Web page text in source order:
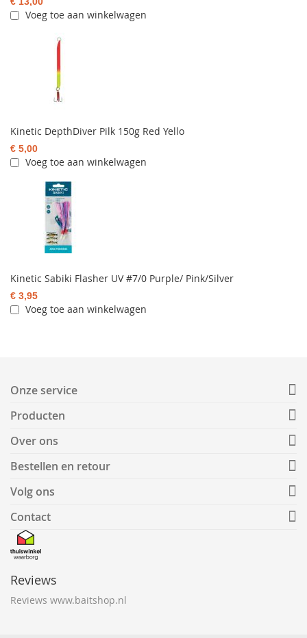
Voeg toe aan winkelwagen
Kinetic DepthDiver Pilk 150g Red Yello
€ 5,00
Voeg toe aan winkelwagen
Kinetic Sabiki Flasher UV #7/0 Purple/ Pink/Silver
€ 3,95
Voeg toe aan winkelwagen
Onze service
Producten
Over ons
Bestellen en retour
Volg ons
Contact
Reviews
Reviews www.baitshop.nl